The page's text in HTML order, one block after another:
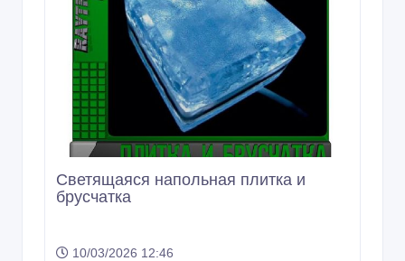
Светящаяся напольная плитка и
брусчатка
10/03/2026 12:46